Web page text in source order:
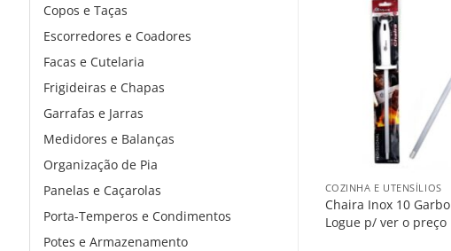
Copos e Taças
Escorredores e Coadores
Facas e Cutelaria
Frigideiras e Chapas
Garrafas e Jarras
Medidores e Balanças
Organização de Pia
Panelas e Caçarolas
Porta-Temperos e Condimentos
Potes e Armazenamento
COZINHA E UTENSÍLIOS
Chaira Inox 10 Garbo
Logue p/ ver o preço